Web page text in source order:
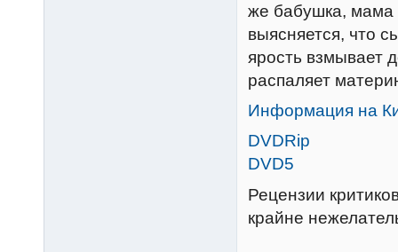
же бабушка, мама
выясняется, что
ярость взмывает
распаляет
Информация на
DVDRip
DVD5
Рецензии
крайне